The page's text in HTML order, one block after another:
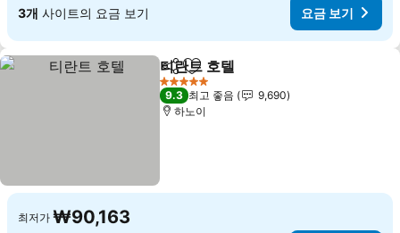
3개 사이트의 요금 보기 요금 보기
공유 즐겨찾기에 추가
티란트 호텔
5 성급
9.3 최고 좋음
9,690
하노이
최저가 ₩90,163